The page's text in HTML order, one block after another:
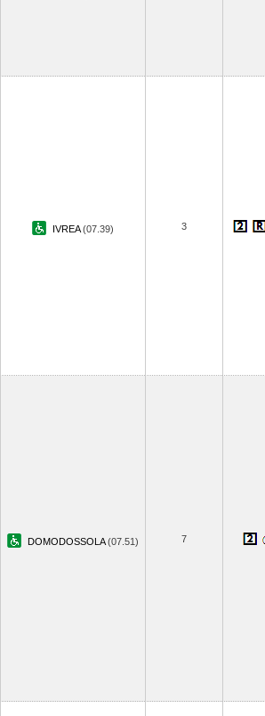
IVREA(07.39) 3
DOMODOSSOLA(07.51) 7